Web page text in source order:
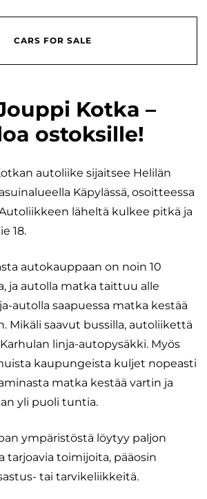
CARS FOR SALE
Kotka –
ostoksille!
autoliike sijaitsee Helilän
Käpylässä, osoitteessa
läheltä kulkee pitkä ja
18.
autokauppaan on noin 10
ja autolla matka taittuu alle
autolla saapuessa matka kestää
Mikäli saavut bussilla, autoliikettä
linja-autopysäkki. Myös
kaupungeista kuljet nopeasti
matka kestää vartin ja
yli puoli tuntia.
ympäristöstä löytyy paljon
tarjoavia toimijoita, pääosin
tai tarvikeliikkeitä.